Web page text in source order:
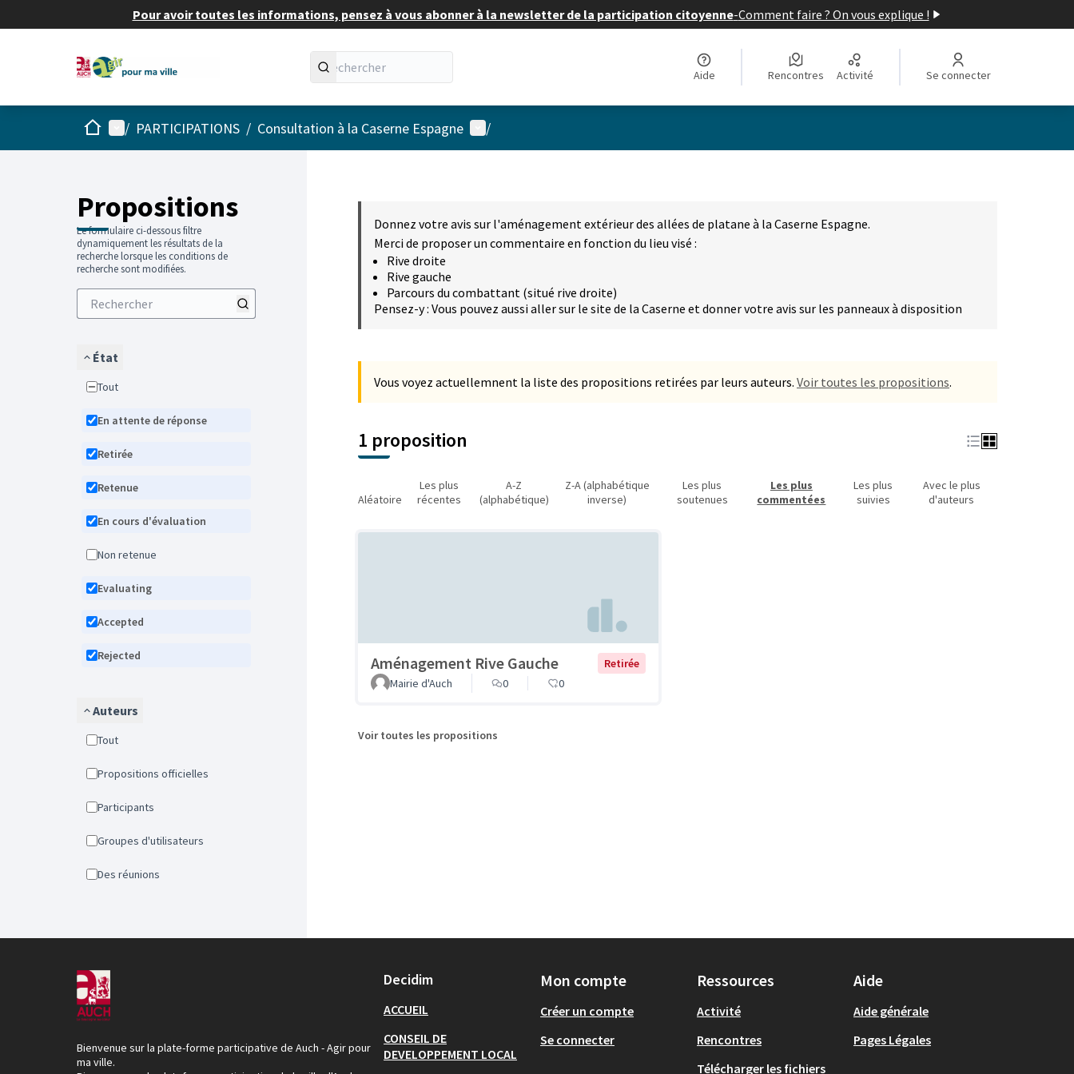
Pour avoir toutes les informations, pensez à vous abonner à la newsletter de la participation citoyenne-Comment faire ? On vous explique !
Aide Rencontres Activité Se connecter
AccueilMenu principal
/ PARTICIPATIONS / Consultation à la Caserne Espagne Menu utilisateur
/
Propositions
Le formulaire ci-dessous filtre
dynamiquement les résultats de la
recherche lorsque les conditions de
recherche sont modifiées.
État
Tout
En attente de réponse
Retirée
Retenue
En cours d'évaluation
Non retenue
Evaluating
Accepted
Rejected
Auteurs
Tout
Propositions officielles
Participants
Groupes d'utilisateurs
Des réunions
Donnez votre avis sur l'aménagement extérieur des allées de platane à la Caserne Espagne.
Merci de proposer un commentaire en fonction du lieu visé :
Rive droite
Rive gauche
Parcours du combattant (situé rive droite)
Pensez-y : Vous pouvez aussi aller sur le site de la Caserne et donner votre avis sur les panneaux à disposition
Vous voyez actuellemnent la liste des propositions retirées par leurs auteurs. Voir toutes les propositions.
1 proposition
Aléatoire
Les plus
récentes
A-Z
(alphabétique)
Z-A (alphabétique
inverse)
Les plus
soutenues
Les plus
commentées
Les plus
suivies
Avec le plus
d'auteurs
Aménagement Rive Gauche
Retirée
Mairie d'Auch
0 0
Voir toutes les propositions
Bienvenue sur la plate-forme participative de Auch - Agir pour
ma ville.
Decidim
ACCUEIL
CONSEIL DE
DEVELOPPEMENT LOCAL
Mon compte
Créer un compte
Se connecter
Ressources
Activité
Rencontres
Télécharger les fichiers
Aide
Aide générale
Pages Légales